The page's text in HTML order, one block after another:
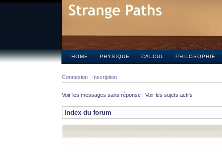
HOME PHYSIQUE CALCUL PHILOSOPHIE
Connexion Inscription
Voir les messages sans réponse | Voir les sujets actifs
Index du forum